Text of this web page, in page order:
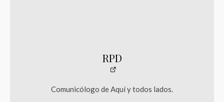
RPD
Comunicólogo de Aquí y todos lados.